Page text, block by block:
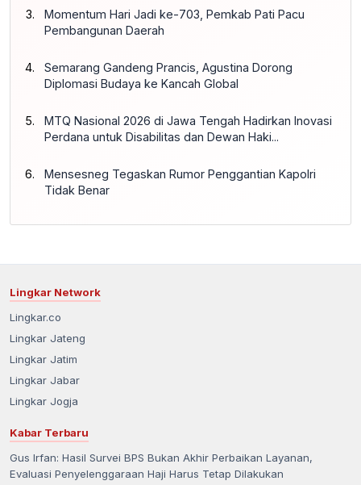
Momentum Hari Jadi ke-703, Pemkab Pati Pacu
Pembangunan Daerah
Semarang Gandeng Prancis, Agustina Dorong
Diplomasi Budaya ke Kancah Global
MTQ Nasional 2026 di Jawa Tengah Hadirkan Inovasi
Perdana untuk Disabilitas dan Dewan Haki...
Mensesneg Tegaskan Rumor Penggantian Kapolri
Tidak Benar
Lingkar Network
Lingkar.co
Lingkar Jateng
Lingkar Jatim
Lingkar Jabar
Lingkar Jogja
Kabar Terbaru
Gus Irfan: Hasil Survei BPS Bukan Akhir Perbaikan Layanan,
Evaluasi Penyelenggaraan Haji Harus Tetap Dilakukan